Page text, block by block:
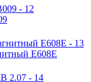
E608E